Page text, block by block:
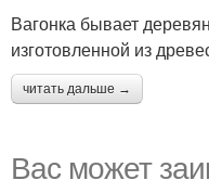
Вагонка бывает
изготовленной из
читать дальше →
Вас может